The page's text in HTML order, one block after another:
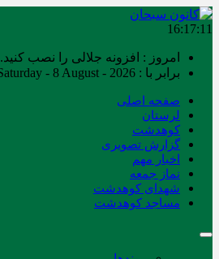
16:17:11
امروز : افزونه جلالی را نصب کنید.
برابر با : Saturday - 8 August - 2026
صفحه اصلی
لرستان
کوهدشت
گزارش تصویری
اخبار مهم
نماز جمعه
شهدای کوهدشت
مساجد کوهدشت